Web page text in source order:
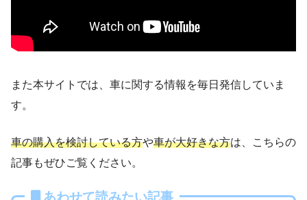
また本サイトでは、車に関する情報を毎日発信していま
す。
車の購入を検討している方や車が大好きな方は、こちらの
記事もぜひご覧ください。
あわせて読みたい記事